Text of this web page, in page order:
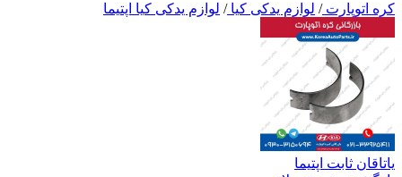
کره اتوپارت/ لوازم یدکی کیا/ لوازم یدکی کیا اپتیما
یاتاقان ثابت اپتیما